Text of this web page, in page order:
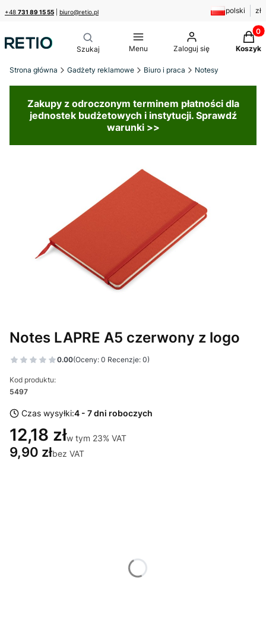
+48 731 89 15 55 biuro@retio.pl polski zł
Menu Zaloguj się Koszyk
Strona główna Gadżety reklamowe Biuro i praca Notesy
Zakupy z odroczonym terminem płatności dla
jednostek budżetowych i instytucji. Sprawdź
warunki >>
Notes LAPRE A5 czerwony z logo
0.00(Oceny: 0 Recenzje: 0)
Kod produktu:
5497
Czas wysyłki:4 - 7 dni roboczych
12,18 złw tym 23% VAT
w tym 23% VAT
9,90 złbez VAT